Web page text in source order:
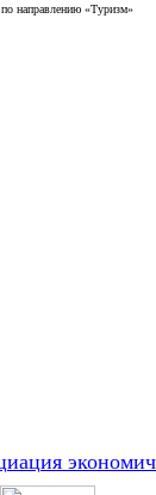
направлению «Туризм»